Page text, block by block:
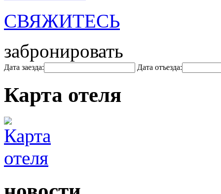
СВЯЖИТЕСЬ
забронировать
Дата заезда: Дата отъезда:
Карта отеля